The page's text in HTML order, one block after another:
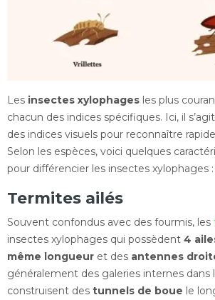
Les insectes xylophages les plus
chacun des indices spécifiques. Ici, il
des indices visuels pour reconnaître
Selon les espèces, voici quelques
pour différencier les insectes xylophages :
Termites ailés
Souvent confondus avec des fourmis, les
insectes xylophages qui possèdent 4
même longueur et des antennes
généralement des galeries internes dans
construisent des tunnels de boue le